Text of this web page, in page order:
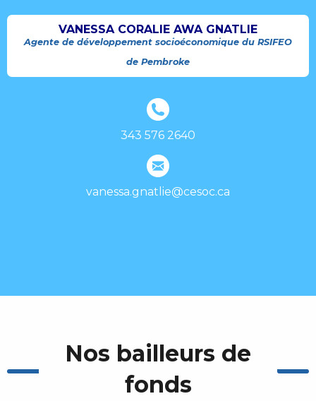
VANESSA CORALIE AWA GNATLIE
Agente de développement socioéconomique du RSIFEO
de Pembroke
343 576 2640
vanessa.gnatlie@cesoc.ca
Nos bailleurs de
fonds